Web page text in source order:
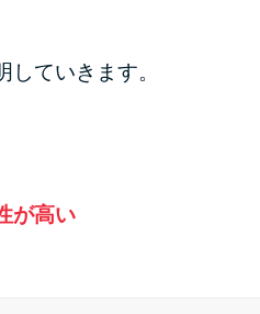
最速！最短40分で借りら
銀行カードローンを選ぶべ
ていきます。
が高い